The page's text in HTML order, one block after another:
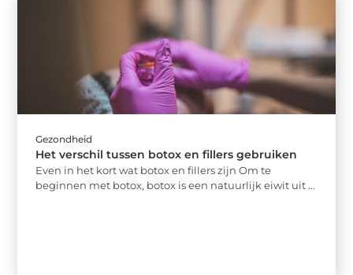
Gezondheid
Het verschil tussen botox en fillers gebruiken
Even in het kort wat botox en fillers zijn Om te
beginnen met botox, botox is een natuurlijk eiwit uit ...